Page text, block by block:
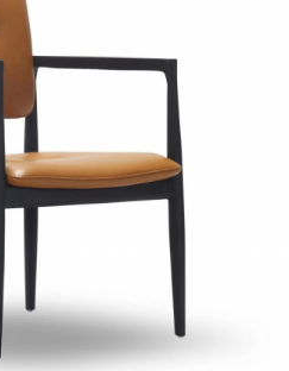
New product
休闲椅
recliner